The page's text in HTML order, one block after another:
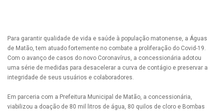
Para garantir qualidade de vida e saúde à população matonense, a Águas
de Matão, tem atuado fortemente no combate a proliferação do Covid-19.
Com o avanço de casos do novo Coronavírus, a concessionária adotou
uma série de medidas para desacelerar a curva de contágio e preservar a
integridade de seus usuários e colaboradores.
Em parceria com a Prefeitura Municipal de Matão, a concessionária,
viabilizou a doação de 80 mil litros de água, 80 quilos de cloro e Bombas